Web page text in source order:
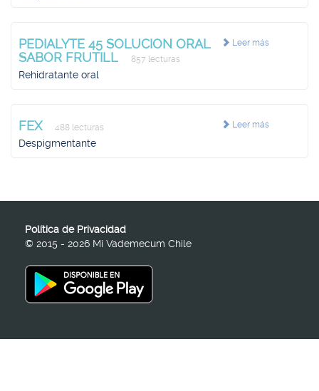
Leer más
PEDIALYTE 45 SOLUCION ORAL
SABOR FRUTILL
857 lecturas
Rehidratante oral
Leer más
FEX 488 lecturas
Despigmentante
Política de Privacidad
© 2015 - 2026 Mi Vademecum Chile